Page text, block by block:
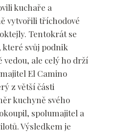
kuchaře a
vytvořili tříchodové
Tentokrát se
které svůj podnik
ale celý ho drží
El Camino
z větší části
kuchyně svého
spolumajitel a
Výsledkem je